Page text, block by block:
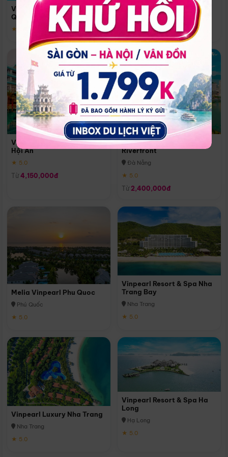
Vinpearl Resort & Spa Phu
Quoc
★ 5.0
Quoc
Phú Quốc
★ 5.0
Vinpearl Resort & Golf Nam
Hội An
★ 5.0
Từ 4,150,000đ
Melia Vinpearl Danang
Riverfront
Đà Nẵng
★ 5.0
Từ 2,400,000đ
Melia Vinpearl Phu Quoc
Phú Quốc
★ 5.0
Vinpearl Resort & Spa Nha
Trang Bay
Nha Trang
★ 5.0
Vinpearl Luxury Nha Trang
Nha Trang
★ 5.0
Vinpearl Resort & Spa Ha
Long
Hạ Long
★ 5.0